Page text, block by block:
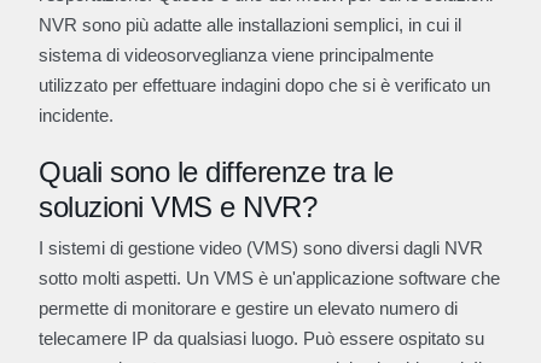
NVR sono più adatte alle installazioni semplici, in cui il
sistema di videosorveglianza viene principalmente
utilizzato per effettuare indagini dopo che si è verificato un
incidente.
Quali sono le differenze tra le
soluzioni VMS e NVR?
I sistemi di gestione video (VMS) sono diversi dagli NVR
sotto molti aspetti. Un VMS è un'applicazione software che
permette di monitorare e gestire un elevato numero di
telecamere IP da qualsiasi luogo. Può essere ospitato su